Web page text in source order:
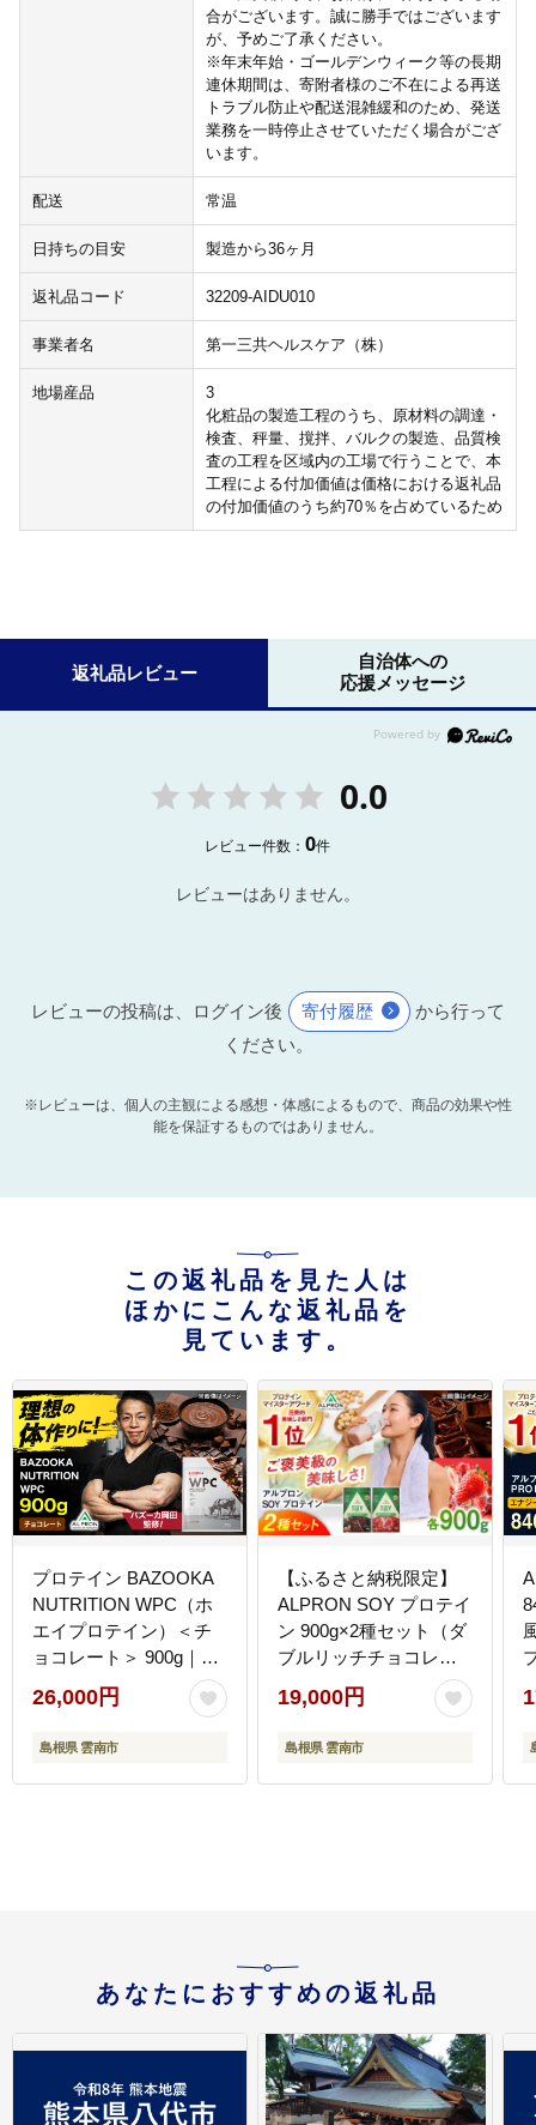
合がございます。誠に勝手ではございます
が、予めご了承ください。
※年末年始・ゴールデンウィーク等の長期
連休期間は、寄附者様のご不在による再送
トラブル防止や配送混雑緩和のため、発送
業務を一時停止させていただく場合がござ
います。
配送 常温
日持ちの目安 製造から36ヶ月
返礼品コード 32209-AIDU010
事業者名 第一三共ヘルスケア（株）
地場産品
3
化粧品の製造工程のうち、原材料の調達・
検査、秤量、撹拌、バルクの製造、品質検
査の工程を区域内の工場で行うことで、本
工程による付加価値は価格における返礼品
の付加価値のうち約70％を占めているため
返礼品レビュー
自治体への
応援メッセージ
0.0
レビュー件数：0件
レビューはありません。
レビューの投稿は、ログイン後 寄付履歴
から行って
ください。
※レビューは、個人の主観による感想・体感によるもので、商品の効果や性
能を保証するものではありません。
この返礼品を見た人は
ほかにこんな返礼品を
見ています。
プロテイン BAZOOKA
NUTRITION WPC（ホ
エイプロテイン）＜チ
ョコレート＞ 900g｜バ
ズーカ岡田監修・植物
由来の甘味料使用・国
内製造 島根県雲南市/株
[AIEN006]
26,000円
島根県 雲南市
【ふるさと納税限定】
ALPRON SOY プロテイ
ン 900g×2種セット（ダ
ブルリッチチョコレー
ト風味・ストロベリー
風味）ソイ 筋トレ 健康
セット 島根県雲南市/株
[AIAL118]
19,000円
島根県 雲南市
あなたにおすすめの返礼品